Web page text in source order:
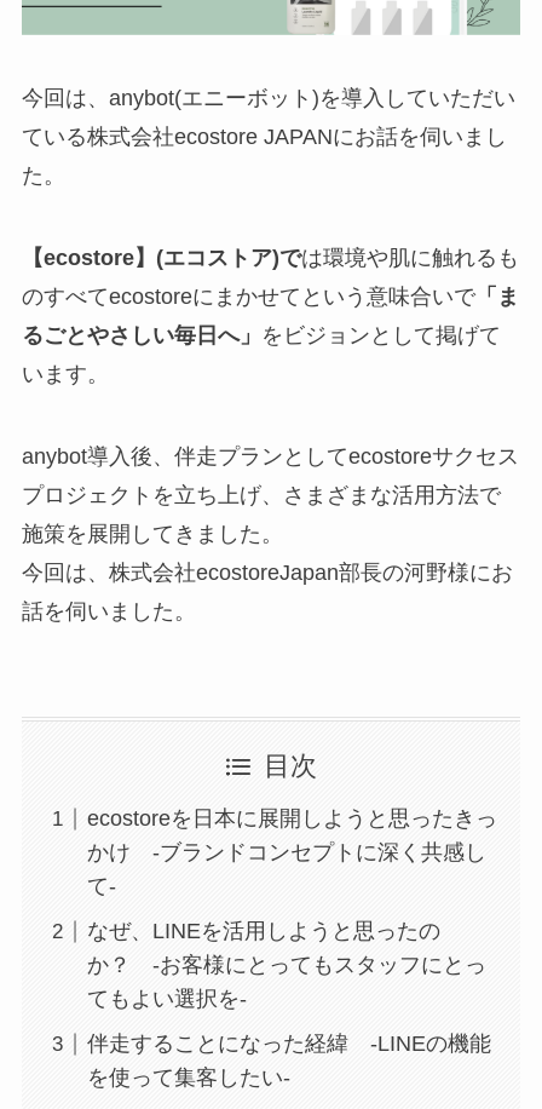
今回は、anybot(エニーボット)を導入していただい
ている株式会社ecostore JAPANにお話を伺いまし
た。
【ecostore】(エコストア)では環境や肌に触れるも
のすべてecostoreにまかせてという意味合いで「ま
るごとやさしい毎日へ」 をビジョンとして掲げて
います。
anybot導入後、伴走プランとしてecostoreサクセス
プロジェクトを立ち上げ、さまざまな活用方法で
施策を展開してきました。
今回は、株式会社ecostoreJapan部長の河野様にお
話を伺いました。
目次
ecostoreを日本に展開しようと思ったきっ
かけ -ブランドコンセプトに深く共感し
て-
なぜ、LINEを活用しようと思ったの
か？ -お客様にとってもスタッフにとっ
てもよい選択を-
伴走することになった経緯 -LINEの機能
を使って集客したい-